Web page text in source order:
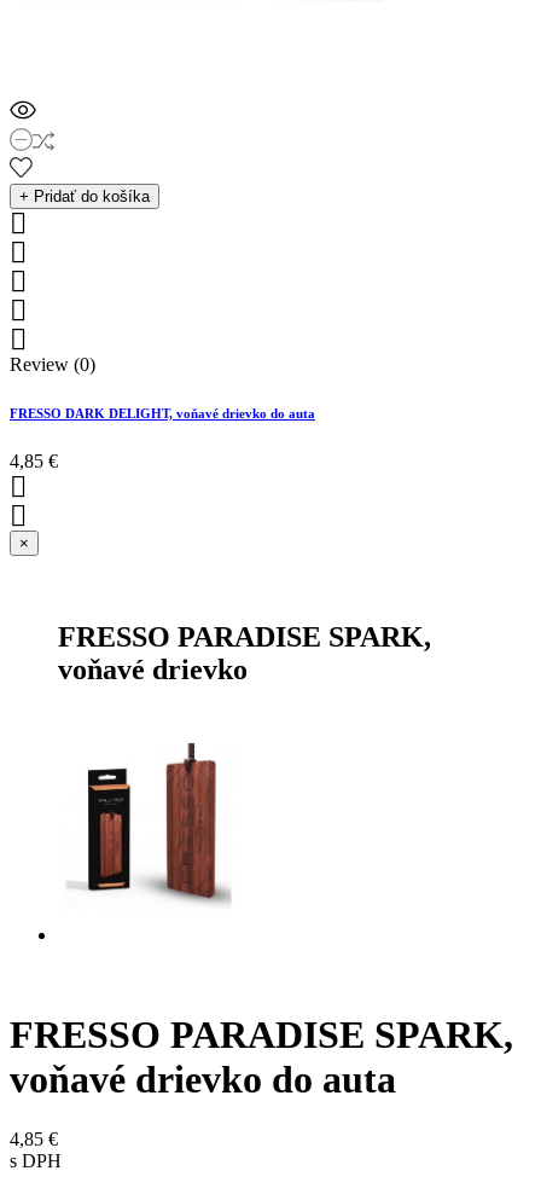
+ Pridať do košíka





Review (0)
FRESSO DARK DELIGHT, voňavé drievko do auta
4,85 €


×
FRESSO PARADISE SPARK,
voňavé drievko
FRESSO PARADISE SPARK,
voňavé drievko do auta
4,85 €
s DPH